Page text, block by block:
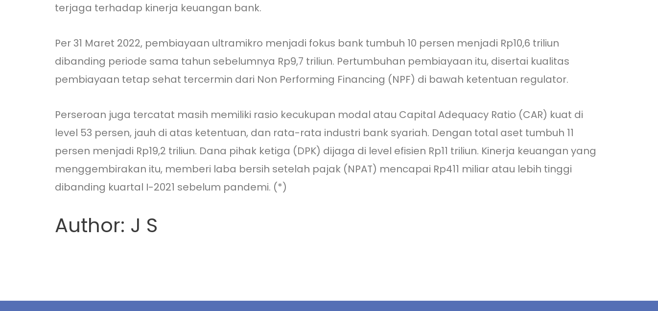
terjaga terhadap kinerja keuangan bank.
Per 31 Maret 2022, pembiayaan ultramikro menjadi fokus bank tumbuh 10 persen menjadi Rp10,6 triliun
dibanding periode sama tahun sebelumnya Rp9,7 triliun. Pertumbuhan pembiayaan itu, disertai kualitas
pembiayaan tetap sehat tercermin dari Non Performing Financing (NPF) di bawah ketentuan regulator.
Perseroan juga tercatat masih memiliki rasio kecukupan modal atau Capital Adequacy Ratio (CAR) kuat di
level 53 persen, jauh di atas ketentuan, dan rata-rata industri bank syariah. Dengan total aset tumbuh 11
persen menjadi Rp19,2 triliun. Dana pihak ketiga (DPK) dijaga di level efisien Rp11 triliun. Kinerja keuangan yang
menggembirakan itu, memberi laba bersih setelah pajak (NPAT) mencapai Rp411 miliar atau lebih tinggi
dibanding kuartal I-2021 sebelum pandemi. (*)
Author: J S